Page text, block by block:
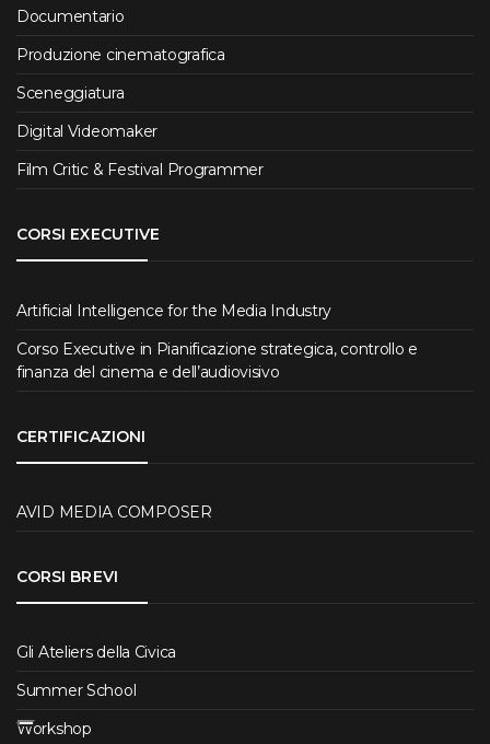
Documentario
Produzione cinematografica
Sceneggiatura
Digital Videomaker
Film Critic & Festival Programmer
CORSI EXECUTIVE
Artificial Intelligence for the Media Industry
Corso Executive in Pianificazione strategica, controllo e
finanza del cinema e dell’audiovisivo
CERTIFICAZIONI
AVID MEDIA COMPOSER
CORSI BREVI
Gli Ateliers della Civica
Summer School
Workshop